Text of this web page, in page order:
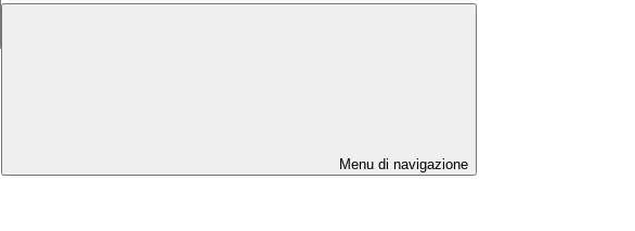
Menu di navigazione